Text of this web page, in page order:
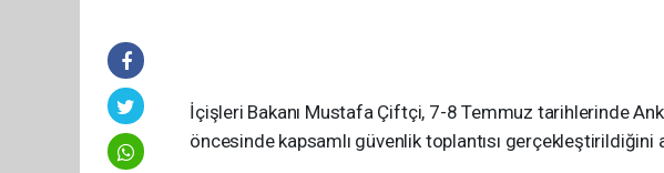
İçişleri Bakanı Mustafa Çiftçi, 7-8 Temmuz tarihlerinde
öncesinde kapsamlı güvenlik toplantısı gerçekleştirildiğini